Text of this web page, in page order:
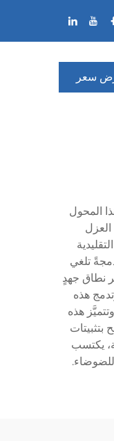
سعر
المحول
تلغي
نطاق جهدٍ
وتدمج هذه
هذه
يكتسب